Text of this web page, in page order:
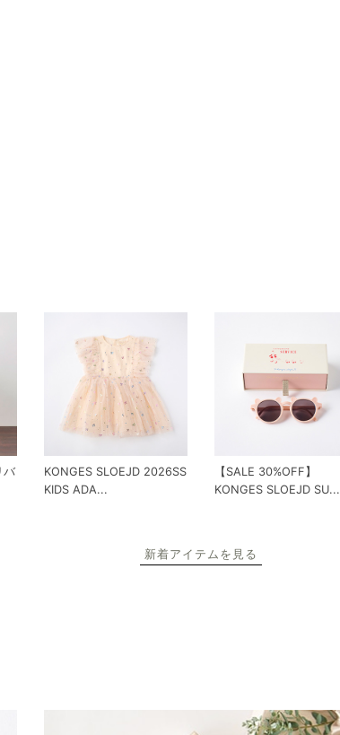
バ
KONGES SLOEJD 2026SS
KIDS ADA...
【SALE 30%OFF】
KONGES SLOEJD SU...
新着アイテムを見る